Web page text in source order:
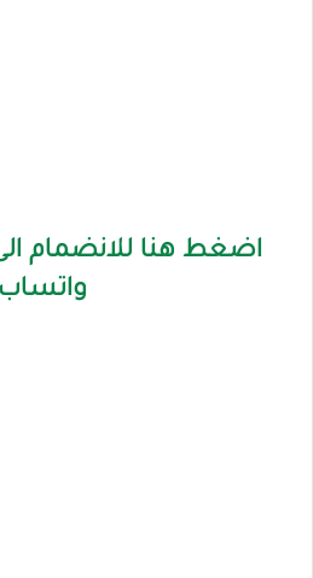
اضغط هنا للانضمام
واتساب